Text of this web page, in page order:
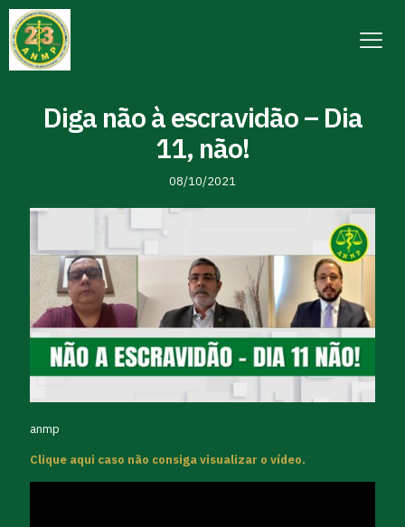
Diga não à escravidão – Dia
11, não!
08/10/2021
anmp
Clique aqui caso não consiga visualizar o vídeo.